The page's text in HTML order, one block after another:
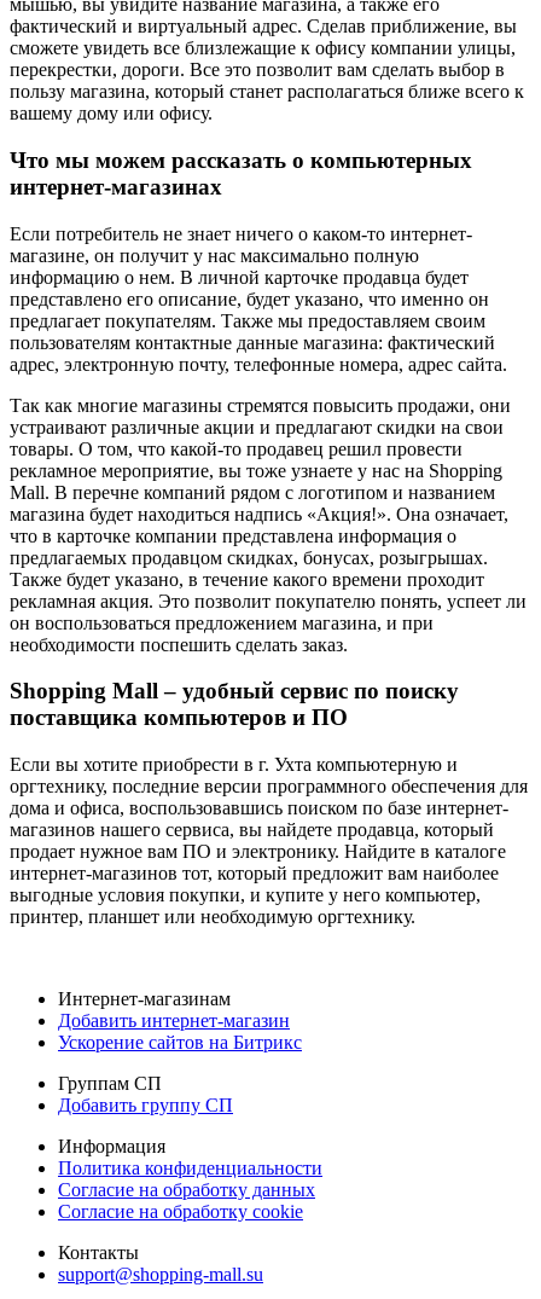
мышью, вы увидите название магазина, а также его
фактический и виртуальный адрес. Сделав приближение, вы
сможете увидеть все близлежащие к офису компании улицы,
перекрестки, дороги. Все это позволит вам сделать выбор в
пользу магазина, который станет располагаться ближе всего к
вашему дому или офису.
Что мы можем рассказать о компьютерных
интернет-магазинах
Если потребитель не знает ничего о каком-то интернет-
магазине, он получит у нас максимально полную
информацию о нем. В личной карточке продавца будет
представлено его описание, будет указано, что именно он
предлагает покупателям. Также мы предоставляем своим
пользователям контактные данные магазина: фактический
адрес, электронную почту, телефонные номера, адрес сайта.
Так как многие магазины стремятся повысить продажи, они
устраивают различные акции и предлагают скидки на свои
товары. О том, что какой-то продавец решил провести
рекламное мероприятие, вы тоже узнаете у нас на Shopping
Mall. В перечне компаний рядом с логотипом и названием
магазина будет находиться надпись «Акция!». Она означает,
что в карточке компании представлена информация о
предлагаемых продавцом скидках, бонусах, розыгрышах.
Также будет указано, в течение какого времени проходит
рекламная акция. Это позволит покупателю понять, успеет ли
он воспользоваться предложением магазина, и при
необходимости поспешить сделать заказ.
Shopping Mall – удобный сервис по поиску
поставщика компьютеров и ПО
Если вы хотите приобрести в г. Ухта компьютерную и
оргтехнику, последние версии программного обеспечения для
дома и офиса, воспользовавшись поиском по базе интернет-
магазинов нашего сервиса, вы найдете продавца, который
продает нужное вам ПО и электронику. Найдите в каталоге
интернет-магазинов тот, который предложит вам наиболее
выгодные условия покупки, и купите у него компьютер,
принтер, планшет или необходимую оргтехнику.
Интернет-магазинам
Добавить интернет-магазин
Ускорение сайтов на Битрикс
Группам СП
Добавить группу СП
Информация
Политика конфиденциальности
Согласие на обработку данных
Согласие на обработку cookie
Контакты
support@shopping-mall.su